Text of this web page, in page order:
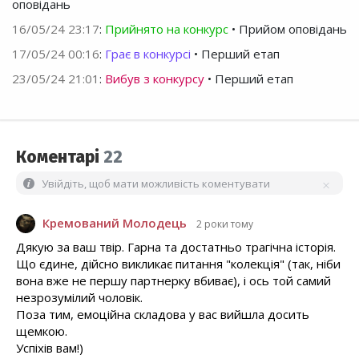
оповідань
16/05/24 23:17: Прийнято на конкурс • Прийом оповідань
17/05/24 00:16: Грає в конкурсі • Перший етап
23/05/24 21:01 : Вибув з конкурсу • Перший етап
Коментарі 22
Увійдіть, щоб мати можливість коментувати
Кремований Молодець 2 роки тому
Дякую за ваш твір. Гарна та достатньо трагічна історія.
Що єдине, дійсно викликає питання "колекція" (так, ніби
вона вже не першу партнерку вбиває), і ось той самий
незрозумілий чоловік.
Поза тим, емоційна складова у вас вийшла досить
щемкою.
Успіхів вам!)